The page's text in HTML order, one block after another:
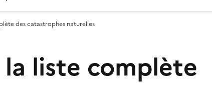
des catastrophes naturelles
liste complète